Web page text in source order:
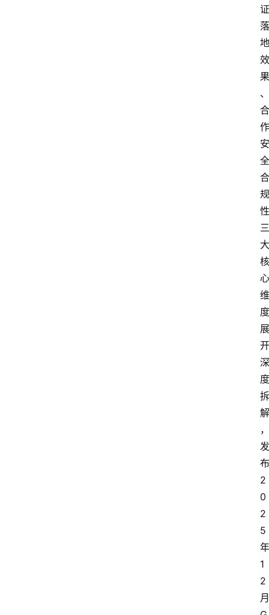
证
落
地
效
果
、
合
作
安
全
合
规
性
三
大
核
心
维
度
展
开
深
度
拆
解
，
发
布
2
0
2
5
年
1
2
月